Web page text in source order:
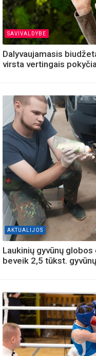
SAVIVALDYBE
Dalyvaujamasis
virsta vertingais
AKTUALIJOS
Laukinių gyvūnų
beveik 2,5 tūkst. gyvūnų